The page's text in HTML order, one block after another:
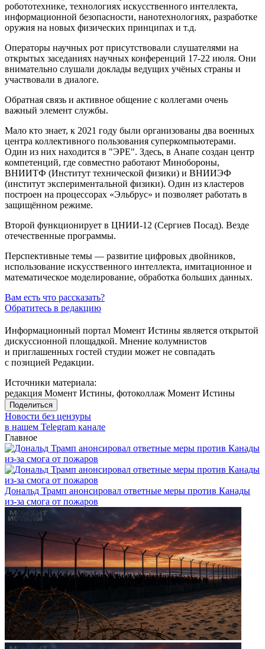
робототехнике, технологиях искусственного интеллекта,
информационной безопасности, нанотехнологиях, разработке
оружия на новых физических принципах и т.д.
Операторы научных рот присутствовали слушателями на
открытых заседаниях научных конференций 17-22 июля. Они
внимательно слушали доклады ведущих учёных страны и
участвовали в диалоге.
Обратная связь и активное общение с коллегами очень
важный элемент службы.
Мало кто знает, к 2021 году были организованы два военных
центра коллективного пользования суперкомпьютерами.
Один из них находится в "ЭРЕ". Здесь, в Анапе создан центр
компетенций, где совместно работают Минобороны,
ВНИИТФ (Институт технической физики) и ВНИИЭФ
(институт экспериментальной физики). Один из кластеров
построен на процессорах «Эльбрус» и позволяет работать в
защищённом режиме.
Второй функционирует в ЦНИИ-12 (Сергиев Посад). Везде
отечественные программы.
Перспективные темы — развитие цифровых двойников,
использование искусственного интеллекта, имитационное и
математическое моделирование, обработка больших данных.
Вам есть что рассказать?
Обратитесь в редакцию
Информационный портал Момент Истины является открытой
дискуссионной площадкой. Мнение колумнистов
и приглашенных гостей студии может не совпадать
с позицией Редакции.
Источники материала:
редакция Момент Истины, фотоколлаж Момент Истины
Поделиться
Новости без цензуры
в нашем Telegram канале
Главное
Дональд Трамп анонсировал ответные меры против Канады
из-за смога от пожаров